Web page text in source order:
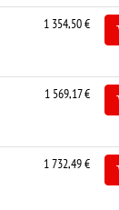
1 354,50 €
1 569,17 €
1 732,49 €